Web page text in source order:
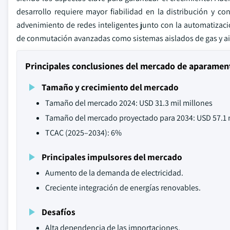
desarrollo requiere mayor fiabilidad en la distribución y
advenimiento de redes inteligentes junto con la
de conmutación avanzadas como sistemas aislados de gas y
Principales conclusiones del mercado de
Tamaño y crecimiento del mercado
Tamaño del mercado 2024: USD 31.3 mil millones
Tamaño del mercado proyectado para 2034: USD
TCAC (2025–2034): 6%
Principales impulsores del mercado
Aumento de la demanda de electricidad.
Creciente integración de energías renovables.
Desafíos
Alta dependencia de las importaciones.